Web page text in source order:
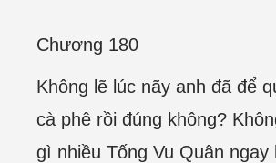
Chương 180
Không lẽ lúc nãy anh đã để
cà phê rồi đúng không?
gì nhiều Tống Vu Quân